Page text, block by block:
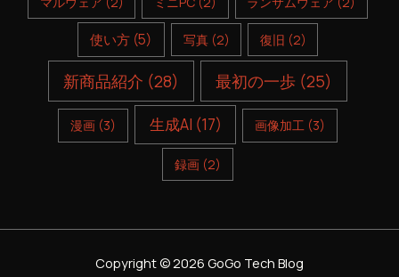
使い方 (5) 写真(2) 復旧 (2)
新商品紹介 (28) 最初の一歩 (25)
漫画 (3) 生成AI (17) 画像加工(3)
録画 (2)
Copyright © 2026 GoGo Tech Blog